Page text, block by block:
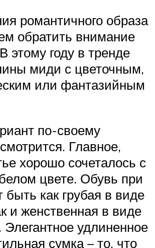
романтичного образа
обратить внимание
этому году в тренде
миди с цветочным,
или фантазийным
по-своему
Главное,
хорошо сочеталось с
цвете. Обувь при
как грубая в виде
и женственная в виде
Элегантное удлиненное
сумка – то, что